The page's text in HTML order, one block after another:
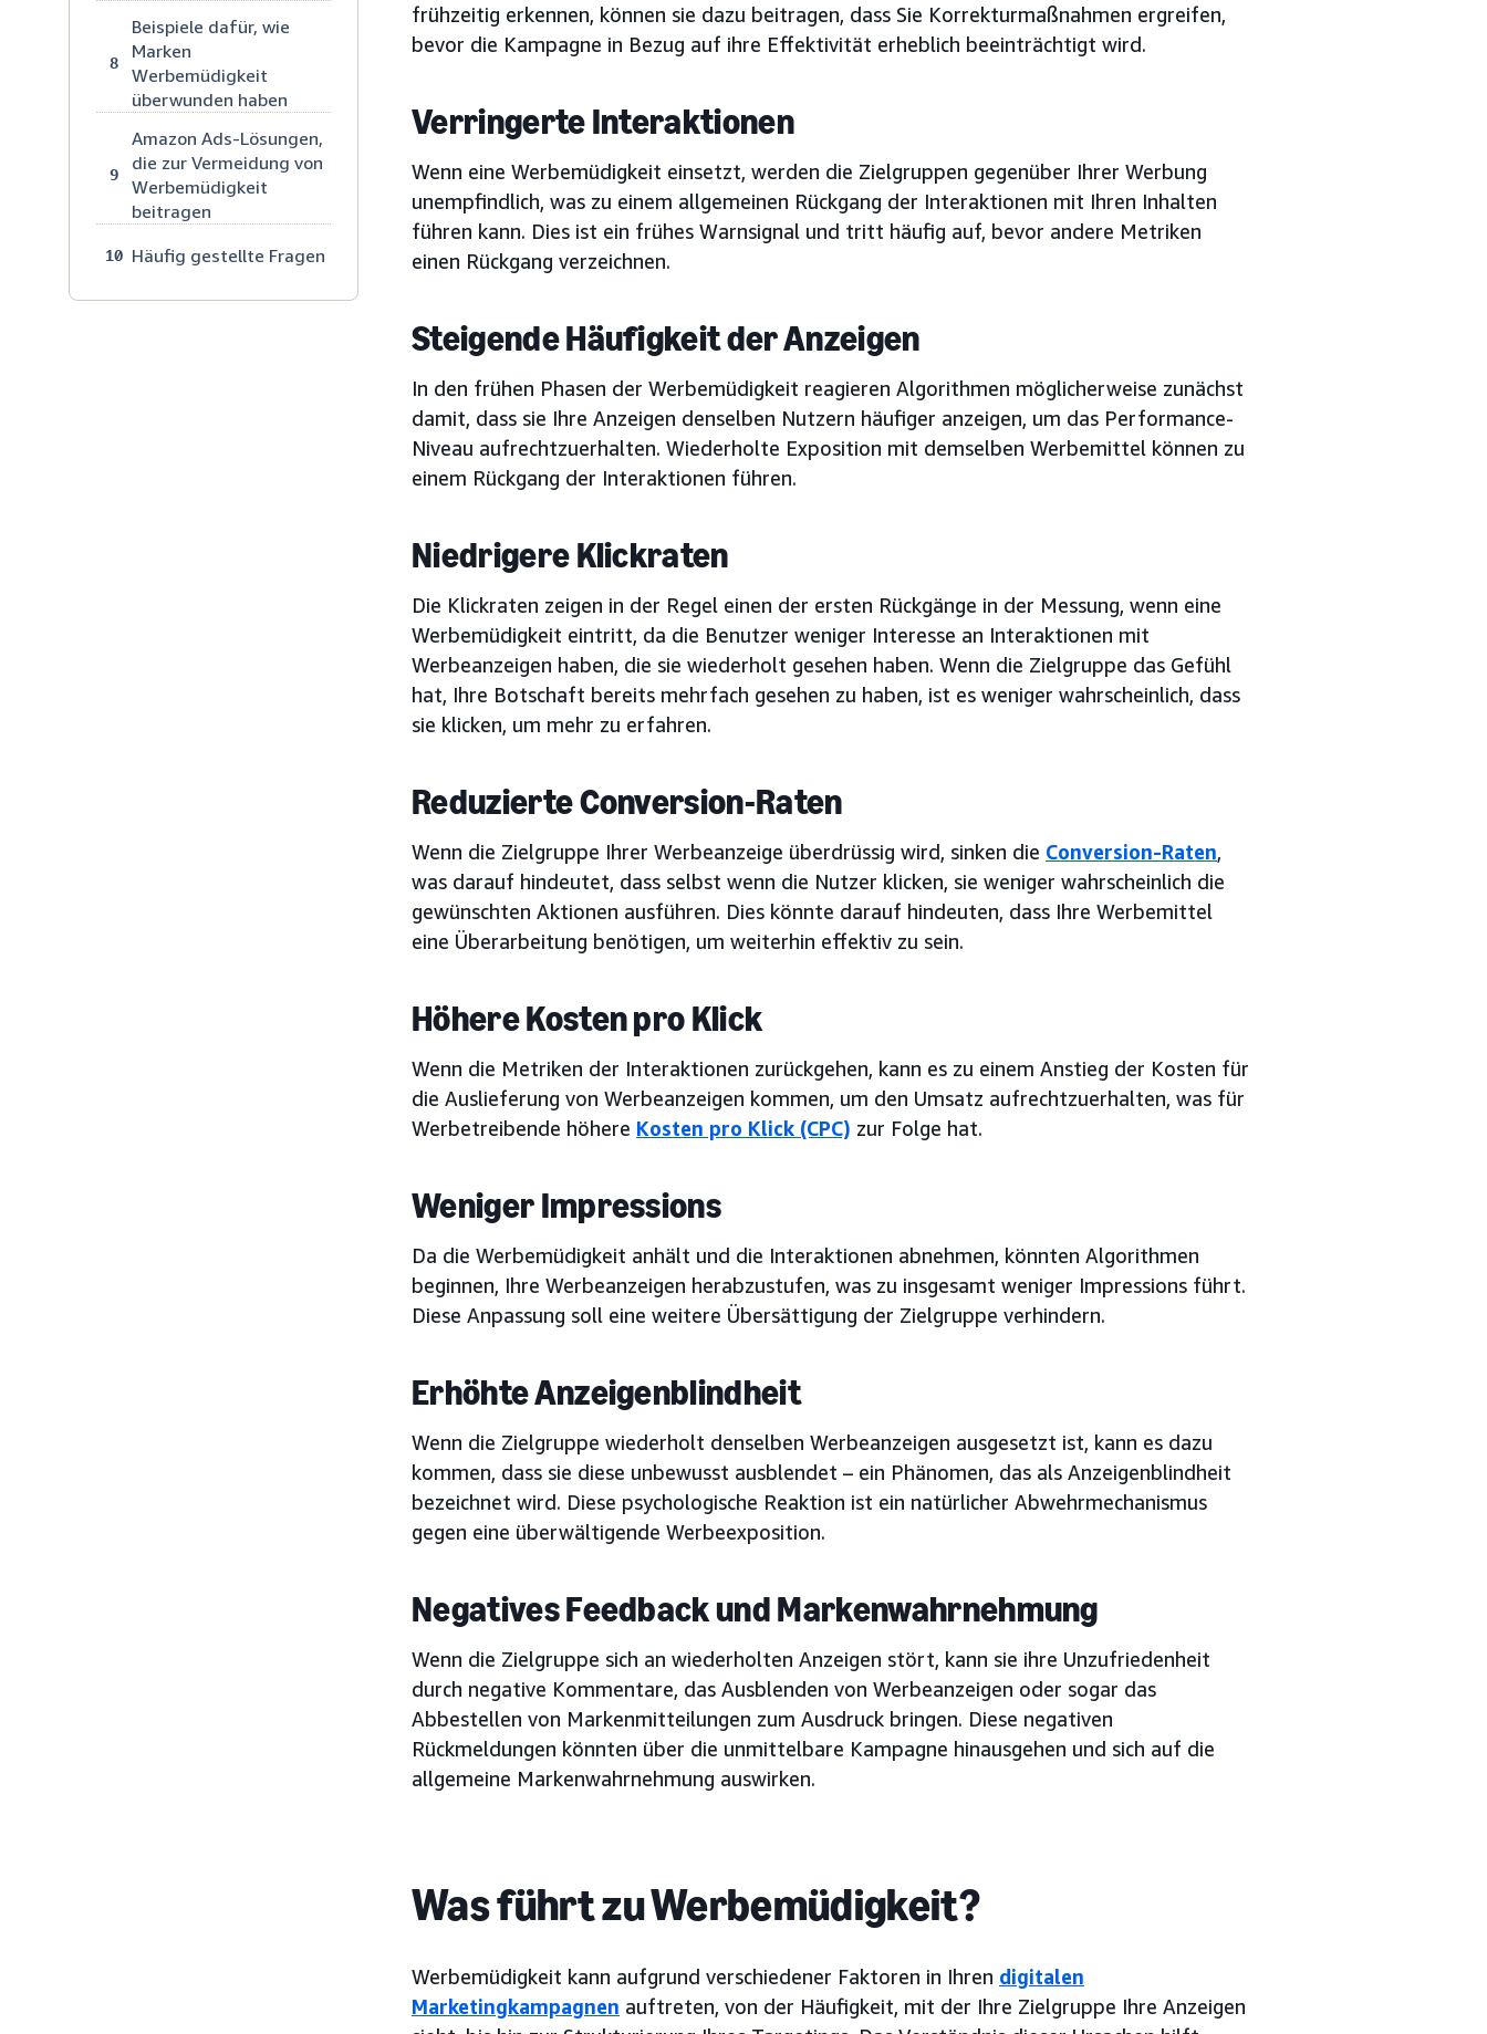
8
Beispiele dafür, wie
Marken
Werbemüdigkeit
überwunden haben
9
Amazon Ads-Lösungen,
die zur Vermeidung von
Werbemüdigkeit
beitragen
10 Häufig gestellte Fragen
frühzeitig erkennen, können sie dazu beitragen, dass Sie Korrekturmaßnahmen ergreifen,
bevor die Kampagne in Bezug auf ihre Effektivität erheblich beeinträchtigt wird.
Verringerte Interaktionen
Wenn eine Werbemüdigkeit einsetzt, werden die Zielgruppen gegenüber Ihrer Werbung
unempfindlich, was zu einem allgemeinen Rückgang der Interaktionen mit Ihren Inhalten
führen kann. Dies ist ein frühes Warnsignal und tritt häufig auf, bevor andere Metriken
einen Rückgang verzeichnen.
Steigende Häufigkeit der Anzeigen
In den frühen Phasen der Werbemüdigkeit reagieren Algorithmen möglicherweise zunächst
damit, dass sie Ihre Anzeigen denselben Nutzern häufiger anzeigen, um das Performance-
Niveau aufrechtzuerhalten. Wiederholte Exposition mit demselben Werbemittel können zu
einem Rückgang der Interaktionen führen.
Niedrigere Klickraten
Die Klickraten zeigen in der Regel einen der ersten Rückgänge in der Messung, wenn eine
Werbemüdigkeit eintritt, da die Benutzer weniger Interesse an Interaktionen mit
Werbeanzeigen haben, die sie wiederholt gesehen haben. Wenn die Zielgruppe das Gefühl
hat, Ihre Botschaft bereits mehrfach gesehen zu haben, ist es weniger wahrscheinlich, dass
sie klicken, um mehr zu erfahren.
Reduzierte Conversion-Raten
Wenn die Zielgruppe Ihrer Werbeanzeige überdrüssig wird, sinken die Conversion-Raten,
was darauf hindeutet, dass selbst wenn die Nutzer klicken, sie weniger wahrscheinlich die
gewünschten Aktionen ausführen. Dies könnte darauf hindeuten, dass Ihre Werbemittel
eine Überarbeitung benötigen, um weiterhin effektiv zu sein.
Höhere Kosten pro Klick
Wenn die Metriken der Interaktionen zurückgehen, kann es zu einem Anstieg der Kosten für
die Auslieferung von Werbeanzeigen kommen, um den Umsatz aufrechtzuerhalten, was für
Werbetreibende höhere Kosten pro Klick (CPC) zur Folge hat.
Weniger Impressions
Da die Werbemüdigkeit anhält und die Interaktionen abnehmen, könnten Algorithmen
beginnen, Ihre Werbeanzeigen herabzustufen, was zu insgesamt weniger Impressions führt.
Diese Anpassung soll eine weitere Übersättigung der Zielgruppe verhindern.
Erhöhte Anzeigenblindheit
Wenn die Zielgruppe wiederholt denselben Werbeanzeigen ausgesetzt ist, kann es dazu
kommen, dass sie diese unbewusst ausblendet – ein Phänomen, das als Anzeigenblindheit
bezeichnet wird. Diese psychologische Reaktion ist ein natürlicher Abwehrmechanismus
gegen eine überwältigende Werbeexposition.
Negatives Feedback und Markenwahrnehmung
Wenn die Zielgruppe sich an wiederholten Anzeigen stört, kann sie ihre Unzufriedenheit
durch negative Kommentare, das Ausblenden von Werbeanzeigen oder sogar das
Abbestellen von Markenmitteilungen zum Ausdruck bringen. Diese negativen
Rückmeldungen könnten über die unmittelbare Kampagne hinausgehen und sich auf die
allgemeine Markenwahrnehmung auswirken.
Was führt zu Werbemüdigkeit?
Werbemüdigkeit kann aufgrund verschiedener Faktoren in Ihren digitalen
Marketingkampagnen auftreten, von der Häufigkeit, mit der Ihre Zielgruppe Ihre Anzeigen